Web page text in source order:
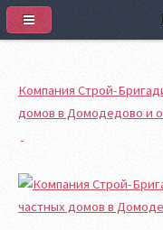
Компания Строй-
домов в Домодедово и